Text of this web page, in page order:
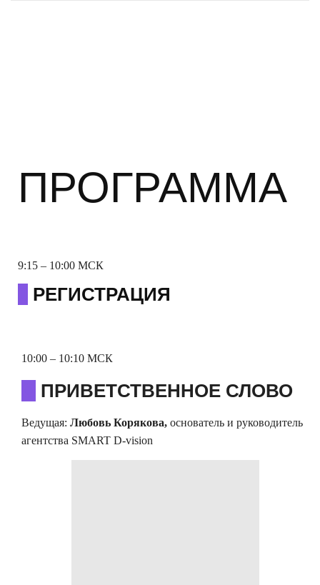
ПРОГРАММА
9:15 – 10:00 МСК
РЕГИСТРАЦИЯ
10:00 – 10:10 МСК
ПРИВЕТСТВЕННОЕ СЛОВО
Ведущая: Любовь Корякова, основатель и руководитель
агентства SMART D-vision